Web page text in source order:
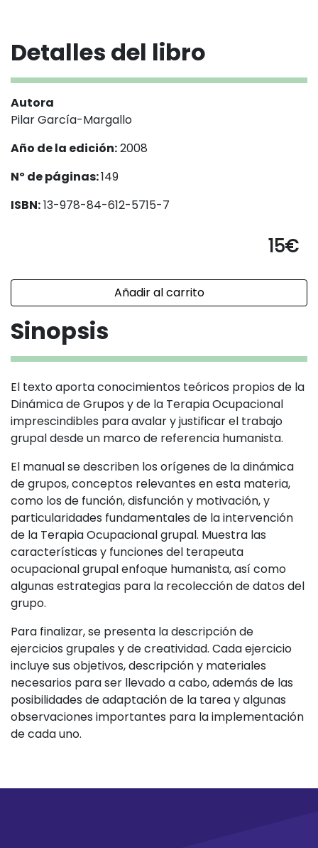
Sinopsis
El texto aporta conocimientos teóricos propios de la
Dinámica de Grupos y de la Terapia Ocupacional
imprescindibles para avalar y justificar el trabajo
grupal desde un marco de referencia humanista.
El manual se describen los orígenes de la dinámica
de grupos, conceptos relevantes en esta materia,
como los de función, disfunción y motivación, y
particularidades fundamentales de la intervención
de la Terapia Ocupacional grupal. Muestra las
características y funciones del terapeuta
ocupacional grupal enfoque humanista, así como
algunas estrategias para la recolección de datos del
grupo.
Para finalizar, se presenta la descripción de
ejercicios grupales y de creatividad. Cada ejercicio
incluye sus objetivos, descripción y materiales
necesarios para ser llevado a cabo, además de las
posibilidades de adaptación de la tarea y algunas
observaciones importantes para la implementación
de cada uno.
Detalles del libro
Autora
Pilar García-Margallo
Año de la edición:2008
Nº de páginas:149
ISBN:13-978-84-612-5715-7
15€
Añadir al carrito